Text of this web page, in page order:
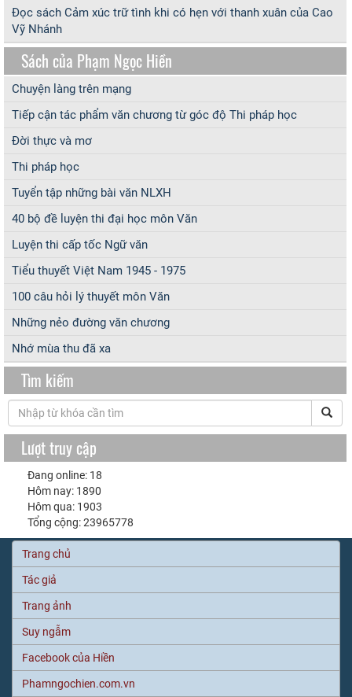
Đọc sách Cảm xúc trữ tình khi có hẹn với thanh xuân của Cao
Vỹ Nhánh
Sách của Phạm Ngọc Hiền
Chuyện làng trên mạng
Tiếp cận tác phẩm văn chương từ góc độ Thi pháp học
Đời thực và mơ
Thi pháp học
Tuyển tập những bài văn NLXH
40 bộ đề luyện thi đại học môn Văn
Luyện thi cấp tốc Ngữ văn
Tiểu thuyết Việt Nam 1945 - 1975
100 câu hỏi lý thuyết môn Văn
Những nẻo đường văn chương
Nhớ mùa thu đã xa
Tìm kiếm
Lượt truy cập
Đang online: 18
Hôm nay: 1890
Hôm qua: 1903
Tổng cộng: 23965778
Trang chủ
Tác giả
Trang ảnh
Suy ngẫm
Facebook của Hiền
Phamngochien.com.vn